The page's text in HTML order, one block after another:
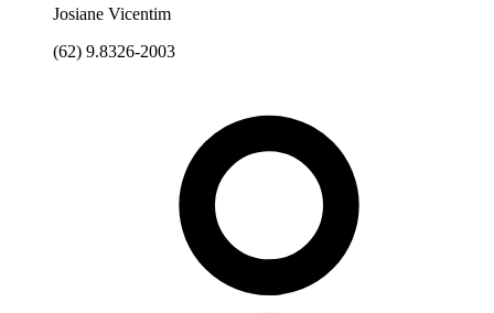
Josiane Vicentim
(62) 9.8326-2003